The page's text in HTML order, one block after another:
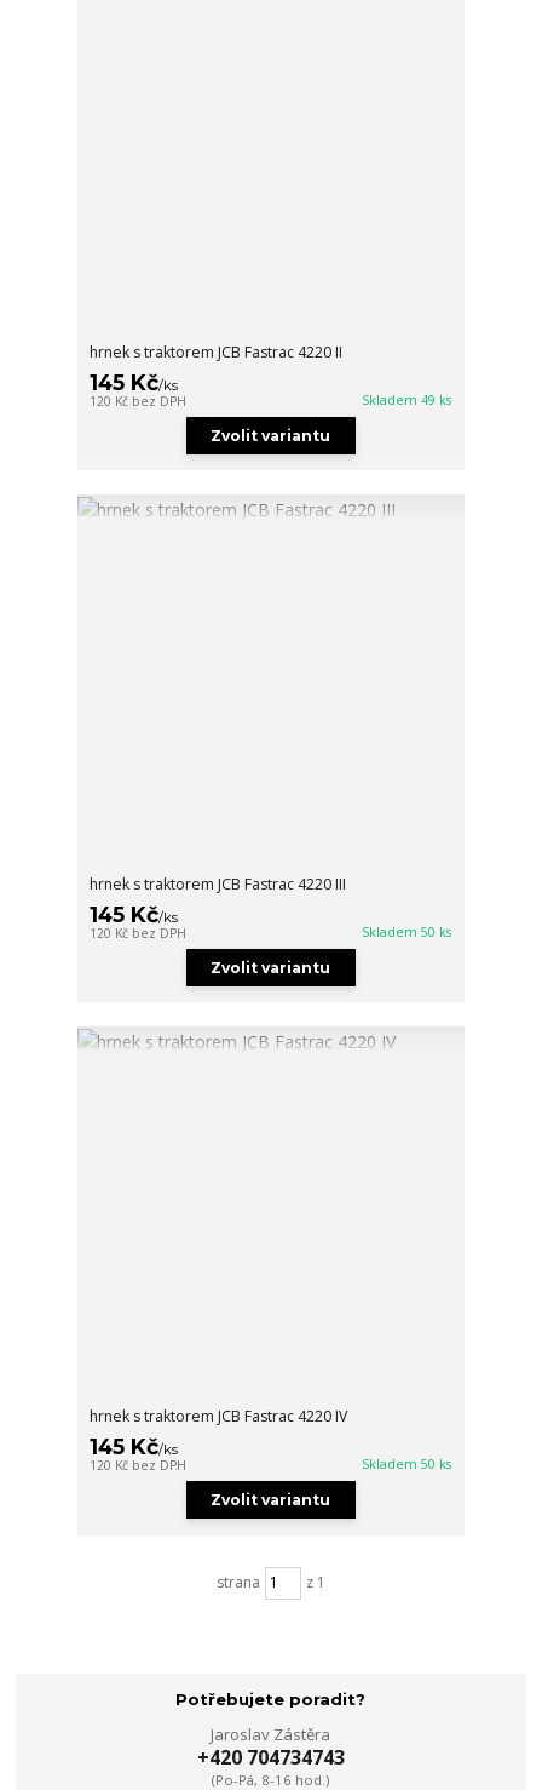
hrnek s traktorem JCB Fastrac 4220 II
145 Kč/ks
120 Kč bez DPH Skladem 49 ks
Zvolit variantu
hrnek s traktorem JCB Fastrac 4220 III
145 Kč/ks
120 Kč bez DPH Skladem 50 ks
Zvolit variantu
hrnek s traktorem JCB Fastrac 4220 IV
145 Kč/ks
120 Kč bez DPH Skladem 50 ks
Zvolit variantu
strana z 1
Potřebujete poradit?
Jaroslav Zástěra
+420 704734743
(Po-Pá, 8-16 hod.)